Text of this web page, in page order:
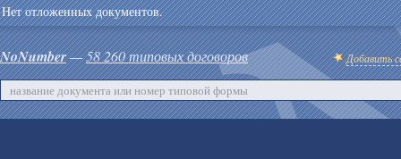
Нет отложенных документов.
NoNumber—58 260 типовых договоров Добавить